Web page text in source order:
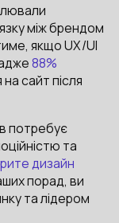
між брендом
якщо UX/UI
88%
сайт після
потребує
та
дизайн
порад, ви
та лідером